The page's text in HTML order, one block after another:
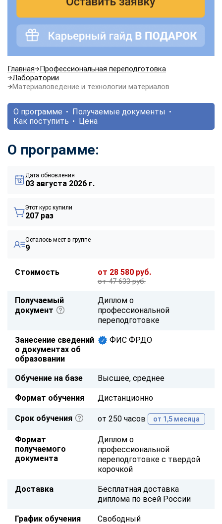
Главная
Профессиональная переподготовка
Лаборатории
Материаловедение и технологии материалов
О программе
Получаемые документы
Как поступить
Цена
О программе:
Дата обновления
03 августа 2026 г.
Этот курс купили
207 раз
Осталось мест в группе
9
Стоимость от 28 580 руб.
от 47 633 руб.
Получаемый
документ
Диплом о
профессиональной
переподготовке
Занесение сведений
о документах об
образовании
ФИС ФРДО
Обучение на базе Высшее, среднее
Формат обучения Дистанционно
Срок обучения от 250 часов от 1,5 месяца
Формат
получаемого
документа
Диплом о
профессиональной
переподготовке с твердой
корочкой
Доставка
Бесплатная доставка
диплома по всей России
График обучения Свободный